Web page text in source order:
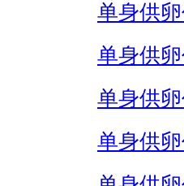
单身供
单身供
单身供
单身供